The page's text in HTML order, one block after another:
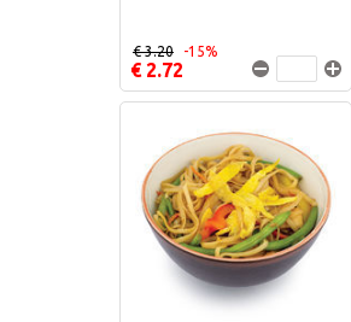
€ 2.72
€ 3.20 -15%